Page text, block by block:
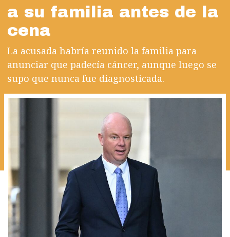
a su familia antes de la
cena
La acusada habría reunido la familia para
anunciar que padecía cáncer, aunque luego se
supo que nunca fue diagnosticada.